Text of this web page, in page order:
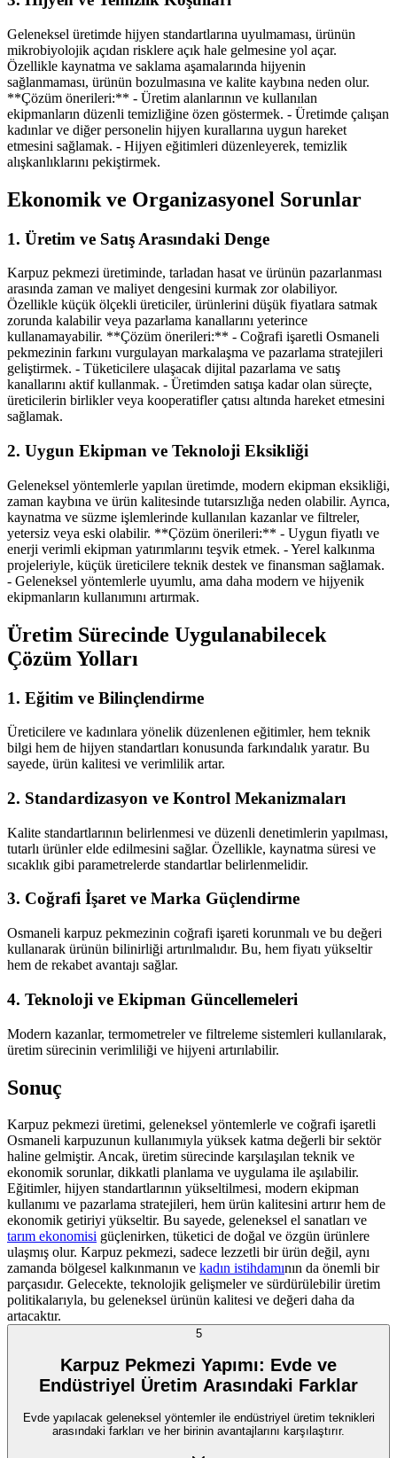
Geleneksel üretimde hijyen standartlarına uyulmaması, ürünün
mikrobiyolojik açıdan risklere açık hale gelmesine yol açar.
Özellikle kaynatma ve saklama aşamalarında hijyenin
sağlanmaması, ürünün bozulmasına ve kalite kaybına neden olur.
**Çözüm önerileri:** - Üretim alanlarının ve kullanılan
ekipmanların düzenli temizliğine özen göstermek. - Üretimde çalışan
kadınlar ve diğer personelin hijyen kurallarına uygun hareket
etmesini sağlamak. - Hijyen eğitimleri düzenleyerek, temizlik
alışkanlıklarını pekiştirmek.
Ekonomik ve Organizasyonel Sorunlar
1. Üretim ve Satış Arasındaki Denge
Karpuz pekmezi üretiminde, tarladan hasat ve ürünün pazarlanması
arasında zaman ve maliyet dengesini kurmak zor olabiliyor.
Özellikle küçük ölçekli üreticiler, ürünlerini düşük fiyatlara satmak
zorunda kalabilir veya pazarlama kanallarını yeterince
kullanamayabilir. **Çözüm önerileri:** - Coğrafi işaretli Osmaneli
pekmezinin farkını vurgulayan markalaşma ve pazarlama stratejileri
geliştirmek. - Tüketicilere ulaşacak dijital pazarlama ve satış
kanallarını aktif kullanmak. - Üretimden satışa kadar olan süreçte,
üreticilerin birlikler veya kooperatifler çatısı altında hareket etmesini
sağlamak.
2. Uygun Ekipman ve Teknoloji Eksikliği
Geleneksel yöntemlerle yapılan üretimde, modern ekipman eksikliği,
zaman kaybına ve ürün kalitesinde tutarsızlığa neden olabilir. Ayrıca,
kaynatma ve süzme işlemlerinde kullanılan kazanlar ve filtreler,
yetersiz veya eski olabilir. **Çözüm önerileri:** - Uygun fiyatlı ve
enerji verimli ekipman yatırımlarını teşvik etmek. - Yerel kalkınma
projeleriyle, küçük üreticilere teknik destek ve finansman sağlamak.
- Geleneksel yöntemlerle uyumlu, ama daha modern ve hijyenik
ekipmanların kullanımını artırmak.
Üretim Sürecinde Uygulanabilecek
Çözüm Yolları
1. Eğitim ve Bilinçlendirme
Üreticilere ve kadınlara yönelik düzenlenen eğitimler, hem teknik
bilgi hem de hijyen standartları konusunda farkındalık yaratır. Bu
sayede, ürün kalitesi ve verimlilik artar.
2. Standardizasyon ve Kontrol Mekanizmaları
Kalite standartlarının belirlenmesi ve düzenli denetimlerin yapılması,
tutarlı ürünler elde edilmesini sağlar. Özellikle, kaynatma süresi ve
sıcaklık gibi parametrelerde standartlar belirlenmelidir.
3. Coğrafi İşaret ve Marka Güçlendirme
Osmaneli karpuz pekmezinin coğrafi işareti korunmalı ve bu değeri
kullanarak ürünün bilinirliği artırılmalıdır. Bu, hem fiyatı yükseltir
hem de rekabet avantajı sağlar.
4. Teknoloji ve Ekipman Güncellemeleri
Modern kazanlar, termometreler ve filtreleme sistemleri kullanılarak,
üretim sürecinin verimliliği ve hijyeni artırılabilir.
Sonuç
Karpuz pekmezi üretimi, geleneksel yöntemlerle ve coğrafi işaretli
Osmaneli karpuzunun kullanımıyla yüksek katma değerli bir sektör
haline gelmiştir. Ancak, üretim sürecinde karşılaşılan teknik ve
ekonomik sorunlar, dikkatli planlama ve uygulama ile aşılabilir.
Eğitimler, hijyen standartlarının yükseltilmesi, modern ekipman
kullanımı ve pazarlama stratejileri, hem ürün kalitesini artırır hem de
ekonomik getiriyi yükseltir. Bu sayede, geleneksel el sanatları ve
tarım ekonomisi güçlenirken, tüketici de doğal ve özgün ürünlere
ulaşmış olur. Karpuz pekmezi, sadece lezzetli bir ürün değil, aynı
zamanda bölgesel kalkınmanın ve kadın istihdamının da önemli bir
parçasıdır. Gelecekte, teknolojik gelişmeler ve sürdürülebilir üretim
politikalarıyla, bu geleneksel ürünün kalitesi ve değeri daha da
artacaktır.
5
Karpuz Pekmezi Yapımı: Evde ve
Endüstriyel Üretim Arasındaki Farklar
Evde yapılacak geleneksel yöntemler ile endüstriyel üretim teknikleri
arasındaki farkları ve her birinin avantajlarını karşılaştırır.